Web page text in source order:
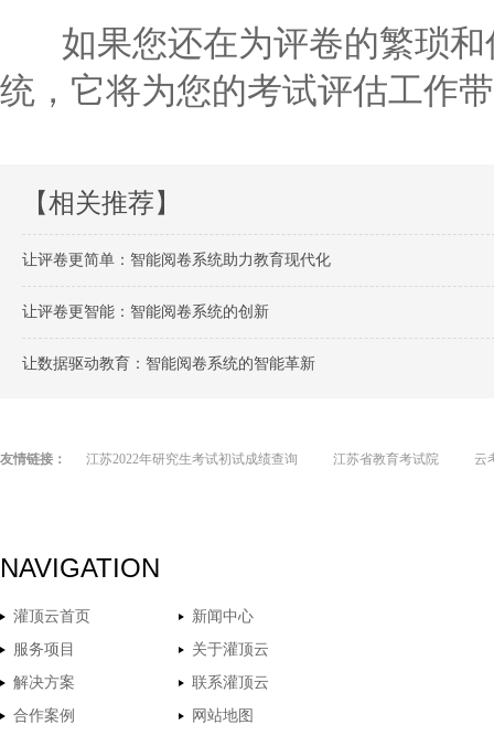
如果您还在为评卷的繁琐和
统，它将为您的考试评估工作
【相关推荐】
让评卷更简单：智能阅卷系统助力教育现代化
让评卷更智能：智能阅卷系统的创新
让数据驱动教育：智能阅卷系统的智能革新
友情链接： 江苏2022年研究生考试初试成绩查询 江苏省教育考试院 云
NAVIGATION
灌顶云首页
新闻中心
服务项目
关于灌顶云
解决方案
联系灌顶云
合作案例
网站地图